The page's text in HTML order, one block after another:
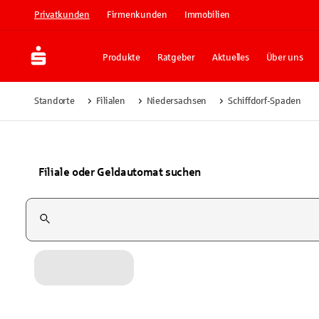
Privatkunden Firmenkunden Immobilien
Produkte Ratgeber Aktuelles Über uns
Standorte Filialen Niedersachsen Schiffdorf-Spaden
Filiale oder Geldautomat suchen
Suchfeld